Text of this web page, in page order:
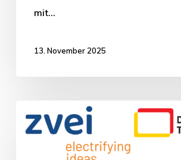
mit…
13. November 2025